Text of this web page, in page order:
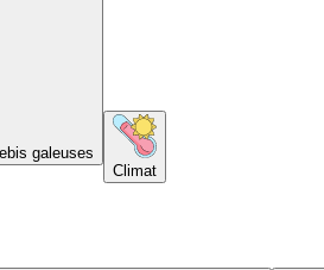
galeuses
Climat